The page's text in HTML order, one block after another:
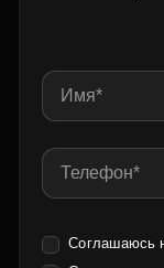
Соглашаюсь